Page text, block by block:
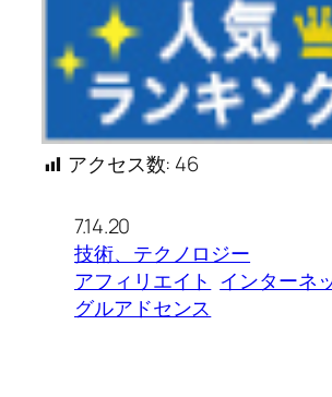
アクセス数: 46
7.14.20
技術、テクノロジー
アフィリエイト インターネ
グルアドセンス